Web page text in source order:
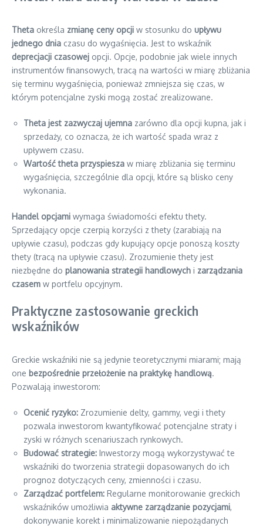
Theta określa zmianę ceny opcji w stosunku do upływu
jednego dnia czasu do wygaśnięcia. Jest to wskaźnik
deprecjacji czasowej opcji. Opcje, podobnie jak wiele innych
instrumentów finansowych, tracą na wartości w miarę zbliżania
się terminu wygaśnięcia, ponieważ zmniejsza się czas, w
którym potencjalne zyski mogą zostać zrealizowane.
Theta jest zazwyczaj ujemna zarówno dla opcji kupna, jak i
sprzedaży, co oznacza, że ich wartość spada wraz z
upływem czasu.
Wartość theta przyspiesza w miarę zbliżania się terminu
wygaśnięcia, szczególnie dla opcji, które są blisko ceny
wykonania.
Handel opcjami wymaga świadomości efektu thety.
Sprzedający opcje czerpią korzyści z thety (zarabiają na
upływie czasu), podczas gdy kupujący opcje ponoszą koszty
thety (tracą na upływie czasu). Zrozumienie thety jest
niezbędne do planowania strategii handlowych i zarządzania
czasem w portfelu opcyjnym.
Praktyczne zastosowanie greckich
wskaźników
Greckie wskaźniki nie są jedynie teoretycznymi miarami; mają
one bezpośrednie przełożenie na praktykę handlową.
Pozwalają inwestorom:
Ocenić ryzyko: Zrozumienie delty, gammy, vegi i thety
pozwala inwestorom kwantyfikować potencjalne straty i
zyski w różnych scenariuszach rynkowych.
Budować strategie: Inwestorzy mogą wykorzystywać te
wskaźniki do tworzenia strategii dopasowanych do ich
prognoz dotyczących ceny, zmienności i czasu.
Zarządzać portfelem: Regularne monitorowanie greckich
wskaźników umożliwia aktywne zarządzanie pozycjami,
dokonywanie korekt i minimalizowanie niepożądanych